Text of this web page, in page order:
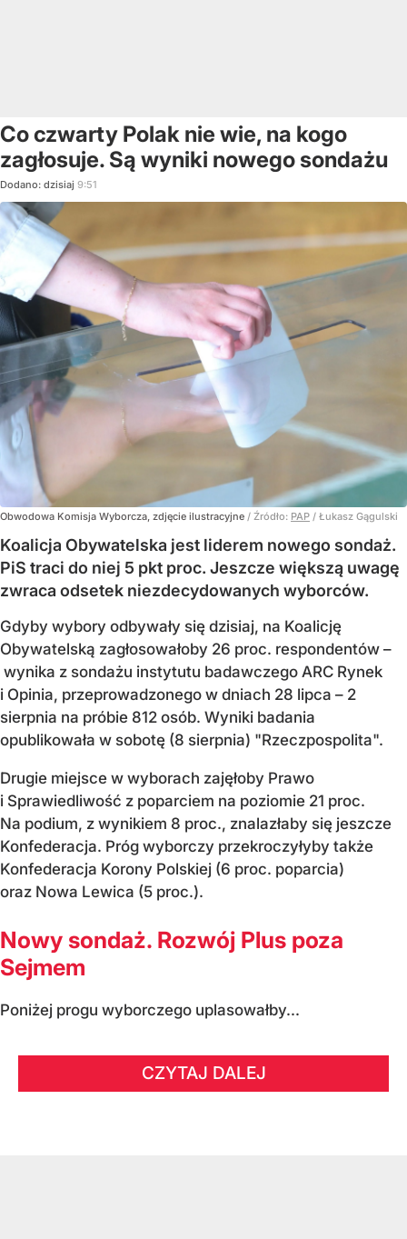
Co czwarty Polak nie wie, na kogo
zagłosuje. Są wyniki nowego sondażu
Dodano: dzisiaj 9:51
Obwodowa Komisja Wyborcza, zdjęcie ilustracyjne / Źródło: PAP / Łukasz Gągulski
Koalicja Obywatelska jest liderem nowego sondaż.
PiS traci do niej 5 pkt proc. Jeszcze większą uwagę
zwraca odsetek niezdecydowanych wyborców.
Gdyby wybory odbywały się dzisiaj, na Koalicję
Obywatelską zagłosowałoby 26 proc. respondentów –
wynika z sondażu instytutu badawczego ARC Rynek
i Opinia, przeprowadzonego w dniach 28 lipca – 2
sierpnia na próbie 812 osób. Wyniki badania
opublikowała w sobotę (8 sierpnia) "Rzeczpospolita".
Drugie miejsce w wyborach zajęłoby Prawo
i Sprawiedliwość z poparciem na poziomie 21 proc.
Na podium, z wynikiem 8 proc., znalazłaby się jeszcze
Konfederacja. Próg wyborczy przekroczyłyby także
Konfederacja Korony Polskiej (6 proc. poparcia)
oraz Nowa Lewica (5 proc.).
Nowy sondaż. Rozwój Plus poza
Sejmem
Poniżej progu wyborczego uplasowałby...
CZYTAJ DALEJ